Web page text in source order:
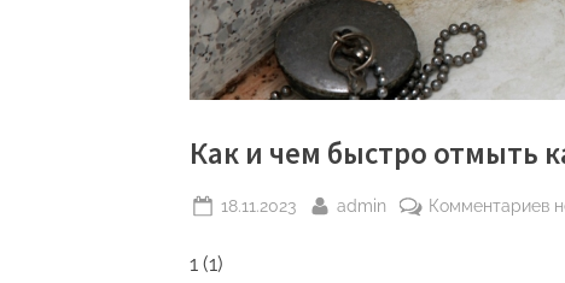
Как и чем быстро отмыть
Posted
18.11.2023 By
admin Комментариевк
1 (1)